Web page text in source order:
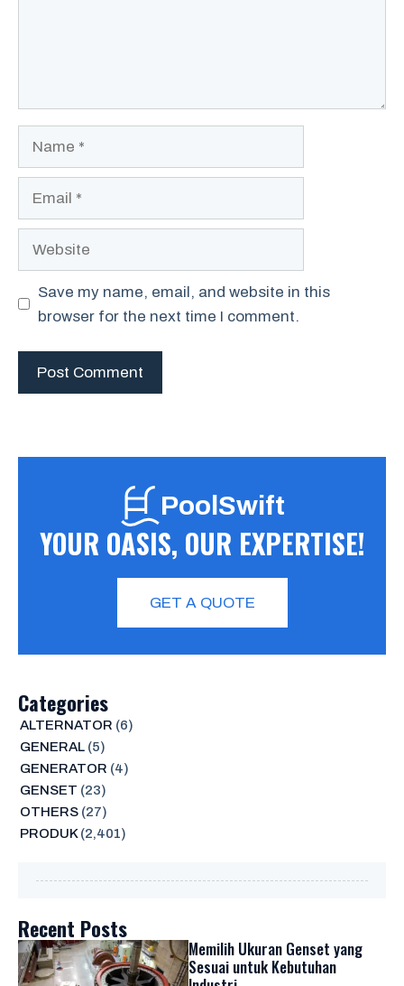
Save my name, email, and website in this
browser for the next time I comment.
PoolSwift
YOUR OASIS, OUR EXPERTISE!
GET A QUOTE
Categories
ALTERNATOR (6)
GENERAL(5)
GENERATOR (4)
GENSET (23)
OTHERS(27)
PRODUK(2,401)
Recent Posts
Memilih Ukuran Genset yang
Sesuai untuk Kebutuhan